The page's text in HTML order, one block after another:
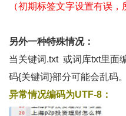
（初期标签文字设置有误，
另外一种特殊情况：
当关键词.txt 或词库txt里面
码{关键词}部分可能会乱码。
异常情况编码为UTF-8：